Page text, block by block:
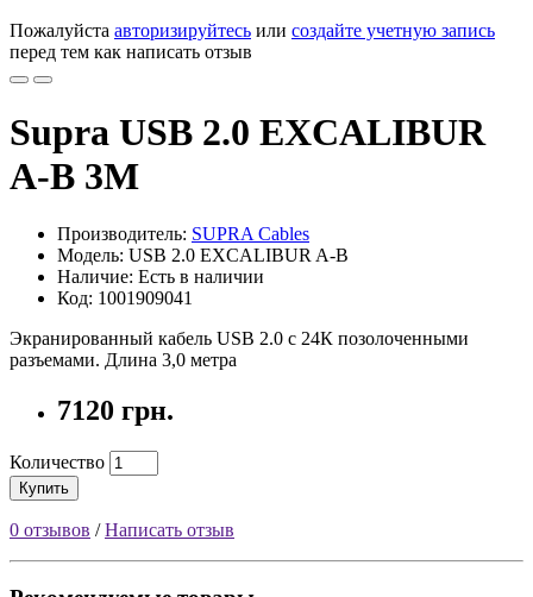
Пожалуйста авторизируйтесь или создайте учетную запись
перед тем как написать отзыв
Supra USB 2.0 EXCALIBUR
A-B 3M
Производитель: SUPRA Cables
Модель: USB 2.0 EXCALIBUR A-B
Наличие: Есть в наличии
Код: 1001909041
Экранированный кабель USB 2.0 с 24К позолоченными
разъемами. Длина 3,0 метра
7120 грн.
Количество
Купить
0 отзывов /Написать отзыв